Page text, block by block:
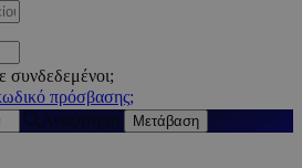
συνδεδεμένοι;
πρόσβασης;
Αναζήτηση